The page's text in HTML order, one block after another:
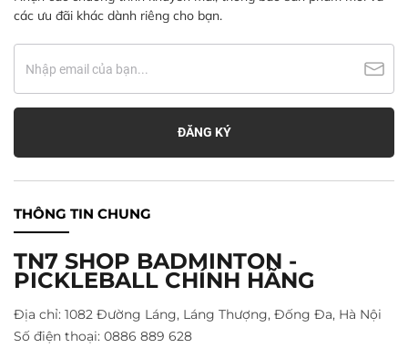
các ưu đãi khác dành riêng cho bạn.
THÔNG TIN CHUNG
TN7 SHOP BADMINTON -
PICKLEBALL CHÍNH HÃNG
Địa chỉ: 1082 Đường Láng, Láng Thượng, Đống Đa, Hà Nội
Số điện thoại: 0886 889 628